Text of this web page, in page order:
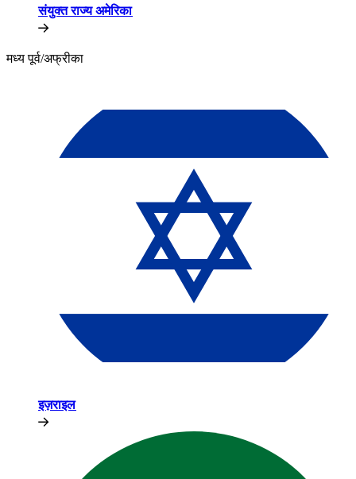
संयुक्त राज्य अमेरिका​​
मध्य पूर्व/अफ्रीका​​
इज़राइल​​